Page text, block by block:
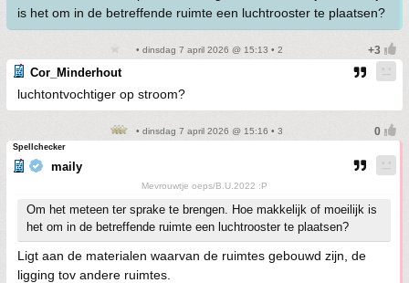
is het om in de betreffende ruimte een luchtrooster te plaatsen?
• dinsdag 7 april 2026 @ 15:13 • 2
Cor_Minderhout
luchtontvochtiger op stroom?
• dinsdag 7 april 2026 @ 15:16 • 3
Spellchecker
maily
Mevrouwtje oeps/B.U.2022 :P
Om het meteen ter sprake te brengen. Hoe makkelijk of moeilijk is
het om in de betreffende ruimte een luchtrooster te plaatsen?
Ligt aan de materialen waarvan de ruimtes gebouwd zijn, de
ligging tov andere ruimtes.